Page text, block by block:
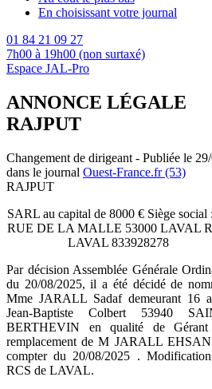
En choisissant votre journal
01 84 21 09 27
7h00 à 19h00 (non surtaxé)
Espace JAL-Pro
ANNONCE LÉGALE
RAJPUT
Changement de dirigeant - Publiée le
dans le journal Ouest-France.fr (53)
RAJPUT
SARL au capital de 8000 € Siège social
RUE DE LA MALLE 53000 LAVAL
LAVAL 833928278
Par décision Assemblée Générale
du 20/08/2025, il a été décidé de
Mme JARALL Sadaf demeurant 16
Jean-Baptiste Colbert 53940
BERTHEVIN en qualité de
remplacement de M JARALL
compter du 20/08/2025 .
RCS de LAVAL.